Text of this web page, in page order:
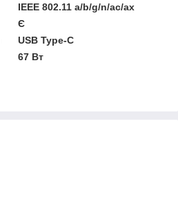
IEEE 802.11 a/b/g/n/ac/ax
Є
USB Type-C
67 Вт